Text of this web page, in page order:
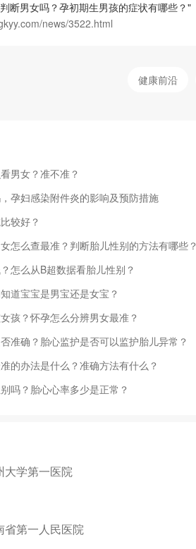
断男女吗？孕初期生男孩的症状有哪些？"
news/3522.html
健康前沿
男女？准不准？
孕妇感染附件炎的影响及预防措施
较好？
怎么查最准？判断胎儿性别的方法有哪些
怎么从B超数据看胎儿性别？
道宝宝是男宝还是女宝？
孩？怀孕怎么分辨男女最准？
准确？胎心监护是否可以监护胎儿异常？
的办法是什么？准确方法有什么？
吗？胎心心率多少是正常？
大学第一医院
省第一人民医院